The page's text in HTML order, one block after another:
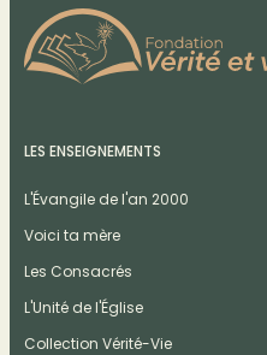
LES ENSEIGNEMENTS
L'Évangile de l'an 2000
Voici ta mère
Les Consacrés
L'Unité de l'Église
Collection Vérité-Vie